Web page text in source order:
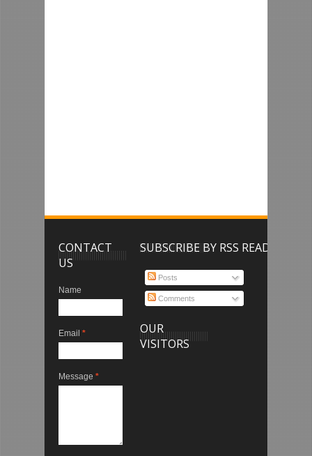
CONTACT
US
Name
Email *
Message *
SUBSCRIBE BY RSS READER
Posts
Comments
OUR
VISITORS